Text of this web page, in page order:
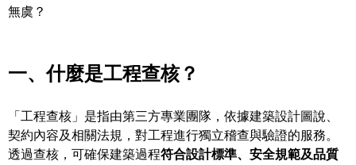
無虞？
一、什麼是工程查核？
「工程查核」是指由第三方專業團隊，依據建築設計圖說、
契約內容及相關法規，對工程進行獨立稽查與驗證的服務。
透過查核，可確保建築過程符合設計標準、安全規範及品質